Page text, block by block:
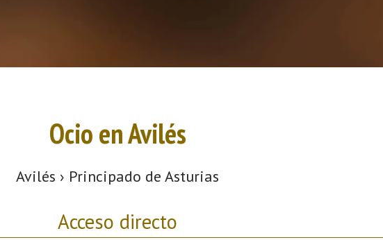
Ocio en Avilés
Avilés › Principado de Asturias
Acceso directo